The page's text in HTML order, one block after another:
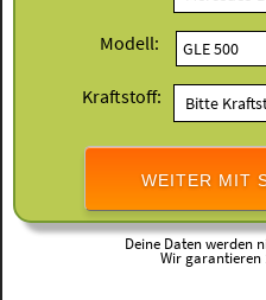
Modell:
Kraftstoff:
WEITER MIT
Deine Daten werden
Wir garantieren